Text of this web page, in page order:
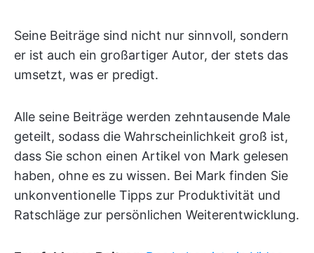
Seine Beiträge sind nicht nur sinnvoll, sondern
er ist auch ein großartiger Autor, der stets das
umsetzt, was er predigt.
Alle seine Beiträge werden zehntausende Male
geteilt, sodass die Wahrscheinlichkeit groß ist,
dass Sie schon einen Artikel von Mark gelesen
haben, ohne es zu wissen. Bei Mark finden Sie
unkonventionelle Tipps zur Produktivität und
Ratschläge zur persönlichen Weiterentwicklung.